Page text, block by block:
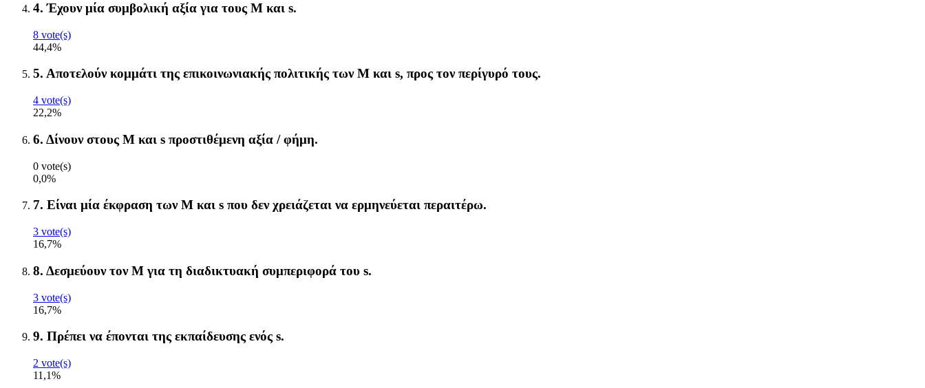
4. Έχουν μία συμβολική αξία για τους M και s.
8 vote(s)
44,4%
5. Αποτελούν κομμάτι της επικοινωνιακής πολιτικής των Μ και s, προς τον περίγυρό τους.
4 vote(s)
22,2%
6. Δίνουν στους Μ και s προστιθέμενη αξία / φήμη.
0 vote(s)
0,0%
7. Είναι μία έκφραση των M και s που δεν χρειάζεται να ερμηνεύεται περαιτέρω.
3 vote(s)
16,7%
8. Δεσμεύουν τον Μ για τη διαδικτυακή συμπεριφορά του s.
3 vote(s)
16,7%
9. Πρέπει να έπονται της εκπαίδευσης ενός s.
2 vote(s)
11,1%